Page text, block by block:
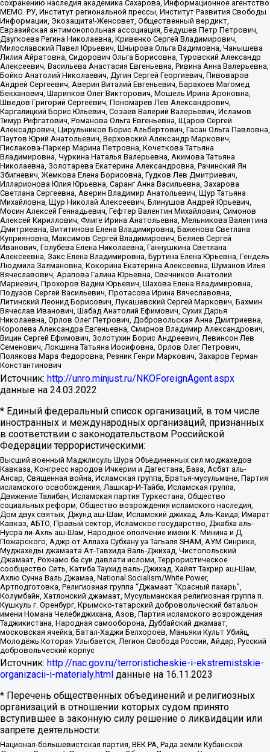
сохранению наследия академика Сахарова, Информационное агентство
МЕМО. РУ, Институт региональной прессы, Институт Развития Свободы
Информации, Экозащита!-Женсовет, Общественный вердикт,
Евразийская антимонопольная ассоциация, Бедушев Петр Петрович,
Дзугкоева Регина Николаевна, Кривенко Сергей Владимирович,
Милославский Павел Юрьевич, Шнырова Ольга Вадимовна, Чанышева
Лилия Айратовна, Сидорович Ольга Борисовна, Туровский Александр
Алексеевич, Васильева Анастасия Евгеньевна, Ривина Анна Валерьевна,
Бойко Анатолий Николаевич, Дугин Сергей Георгиевич, Пивоваров
Андрей Сергеевич, Аверин Виталий Евгеньевич, Барахоев Магомед
Бекханович, Шарипков Олег Викторович, Мошель Ирина Ароновна,
Шведов Григорий Сергеевич, Пономарев Лев Александрович,
Каргалицкий Борис Юльевич, Созаев Валерий Валерьевич, Исламов
Тимур Рифгатович, Романова Ольга Евгеньевна, Щаров Сергей
Алексадрович, Цирульников Борис Альбертович, Гасан Ольга Павловна,
Паутов Юрий Анатольевич, Верховский Александр Маркович,
Пислакова-Паркер Марина Петровна, Кочеткова Татьяна
Владимировна, Чуркина Наталья Валерьевна, Акимова Татьяна
Николаевна, Золотарева Екатерина Александровна, Рачинский Ян
Збигневич, Жемкова Елена Борисовна, Гудков Лев Дмитриевич,
Илларионова Юлия Юрьевна, Саранг Анна Васильевна, Захарова
Светлана Сергеевна, Аверин Владимир Анатольевич, Щур Татьяна
Михайловна, Щур Николай Алексеевич, Блинушов Андрей Юрьевич,
Мосин Алексей Геннадьевич, Гефтер Валентин Михайлович, Симонов
Алексей Кириллович, Флиге Ирина Анатольевна, Мельникова Валентина
Дмитриевна, Вититинова Елена Владимировна, Баженова Светлана
Куприяновна, Максимов Сергей Владимирович, Беляев Сергей
Иванович, Голубева Елена Николаевна, Ганнушкина Светлана
Алексеевна, Закс Елена Владимировна, Буртина Елена Юрьевна, Гендель
Людмила Залмановна, Кокорина Екатерина Алексеевна, Шуманов Илья
Вячеславович, Арапова Галина Юрьевна, Свечников Анатолий
Мариевич, Прохоров Вадим Юрьевич, Шахова Елена Владимировна,
Подузов Сергей Васильевич, Протасова Ирина Вячеславовна,
Литинский Леонид Борисович, Лукашевский Сергей Маркович, Бахмин
Вячеслав Иванович, Шабад Анатолий Ефимович, Сухих Дарья
Николаевна, Орлов Олег Петрович, Добровольская Анна Дмитриевна,
Королева Александра Евгеньевна, Смирнов Владимир Александрович,
Вицин Сергей Ефимович, Золотухин Борис Андреевич, Левинсон Лев
Семенович, Локшина Татьяна Иосифовна, Орлов Олег Петрович,
Полякова Мара Федоровна, Резник Генри Маркович, Захаров Герман
Константинович
Источник: http://unro.minjust.ru/NKOForeignAgent.aspx
данные на 24.03.2022
* Единый федеральный список организаций, в том числе
иностранных и международных организаций, признанных
в соответствии с законодательством Российской
Федерации террористическими:
Высший военный Маджлисуль Шура Объединенных сил моджахедов
Кавказа, Конгресс народов Ичкерии и Дагестана, База, Асбат аль-
Ансар, Священная война, Исламская группа, Братья-мусульмане, Партия
исламского освобождения, Лашкар-И-Тайба, Исламская группа,
Движение Талибан, Исламская партия Туркестана, Общество
социальных реформ, Общество возрождения исламского наследия,
Дом двух святых, Джунд аш-Шам, Исламский джихад, Аль-Каида, Имарат
Кавказ, АБТО, Правый сектор, Исламское государство, Джабха аль-
Нусра ли-Ахль аш-Шам, Народное ополчение имени К. Минина и Д.
Пожарского, Аджр от Аллаха Субхану уа Тагьаля SHAM, АУМ Синрике,
Муджахеды джамаата Ат-Тавхида Валь-Джихад, Чистопольский
Джамаат, Рохнамо ба суи давлати исломи, Террористическое
сообщество Сеть, Катиба Таухид валь-Джихад, Хайят Тахрир аш-Шам,
Ахлю Сунна Валь Джамаа, National Socialism/White Power,
Артподготовка, Религиозная группа “Джамаат “Красный пахарь”,
Колумбайн, Хатлонский джамаат, Мусульманская религиозная группа п.
Кушкуль г. Оренбург, Крымско-татарский добровольческий батальон
имени Номана Челебиджихана, Азов, Партия исламского возрождения
Таджикистана, Народная самооборона, Дуббайский джамаат,
московская ячейка, Батал-Хаджи Белхороев, Маньяки Культ Убийц,
Молодёжь Которая Улыбается, Легион Свобода России, Айдар, Русский
добровольческий корпус
Источник: http://nac.gov.ru/terroristicheskie-i-ekstremistskie-
organizacii-i-materialy.html данные на 16.11.2023
* Перечень общественных объединений и религиозных
организаций в отношении которых судом принято
вступившее в законную силу решение о ликвидации или
запрете деятельности:
Национал-большевистская партия, ВЕК РА, Рада земли Кубанской